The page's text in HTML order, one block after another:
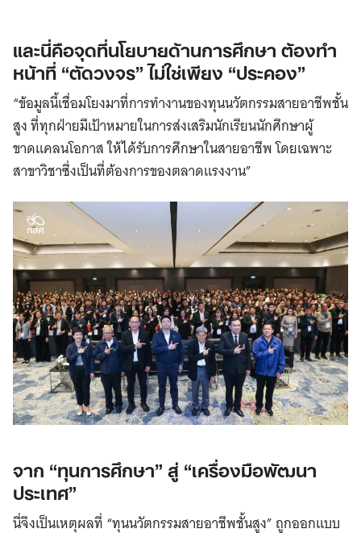
และนี่คือจุดที่นโยบายด้านการศึกษา ต้องทำ
หน้าที่ “ตัดวงจร” ไม่ใช่เพียง “ประคอง”
“ข้อมูลนี้เชื่อมโยงมาที่การทำงานของทุนนวัตกรรมสายอาชีพชั้น
สูง ที่ทุกฝ่ายมีเป้าหมายในการส่งเสริมนักเรียนนักศึกษาผู้
ขาดแคลนโอกาส ให้ได้รับการศึกษาในสายอาชีพ โดยเฉพาะ
สาขาวิชาซึ่งเป็นที่ต้องการของตลาดแรงงาน”
จาก “ทุนการศึกษา” สู่ “เครื่องมือพัฒนา
ประเทศ”
นี่จึงเป็นเหตุผลที่ “ทุนนวัตกรรมสายอาชีพชั้นสูง” ถูกออกแบบ